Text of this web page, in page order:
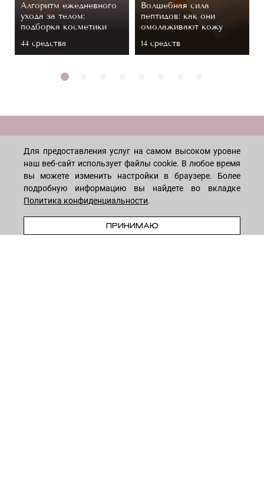
ПРЕДЗАКАЗ
Алгоритм ежедневного
ухода за телом:
подборка косметики
44 средствa
Волшебная сила
пептидов: как они
омолаживают кожу
14 средств
МАГАЗИН
Лицо
Мужчинам
Тело
Волосы
Дети
ПОКУПАТЕЛЯМ
Способы оплаты
Для предоставления услуг на самом высоком уровне
наш веб-сайт использует файлы cookie. В любое время
вы можете изменить настройки в браузере. Более
подробную информацию вы найдете во вкладке
Политика конфиденциальности.
ПРИНИМАЮ